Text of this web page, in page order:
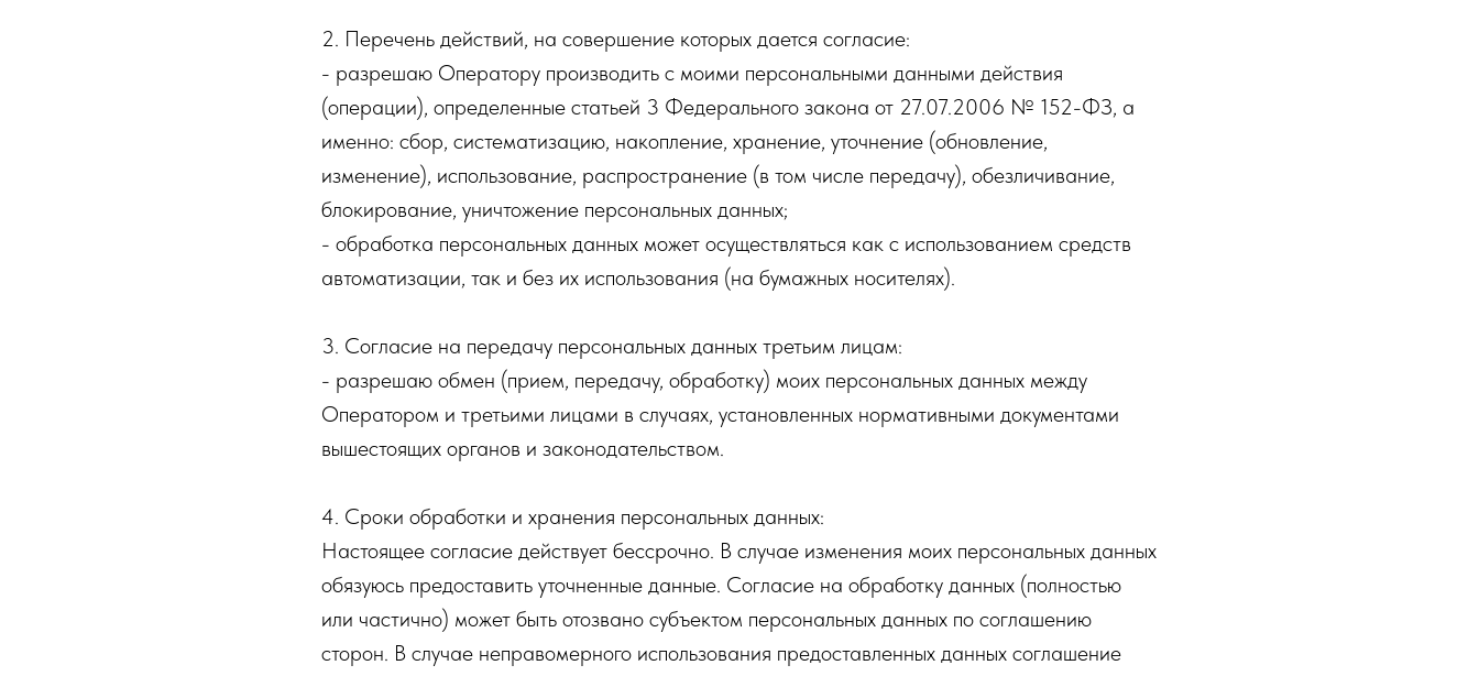
2. Перечень действий, на совершение которых дается согласие:
- разрешаю Оператору производить с моими персональными данными действия
(операции), определенные статьей 3 Федерального закона от 27.07.2006 № 152-ФЗ, а
именно: сбор, систематизацию, накопление, хранение, уточнение (обновление,
изменение), использование, распространение (в том числе передачу), обезличивание,
блокирование, уничтожение персональных данных;
- обработка персональных данных может осуществляться как с использованием средств
автоматизации, так и без их использования (на бумажных носителях).
3. Согласие на передачу персональных данных третьим лицам:
- разрешаю обмен (прием, передачу, обработку) моих персональных данных между
Оператором и третьими лицами в случаях, установленных нормативными документами
вышестоящих органов и законодательством.
4. Сроки обработки и хранения персональных данных:
Настоящее согласие действует бессрочно. В случае изменения моих персональных данных
обязуюсь предоставить уточненные данные. Согласие на обработку данных (полностью
или частично) может быть отозвано субъектом персональных данных по соглашению
сторон. В случае неправомерного использования предоставленных данных соглашение